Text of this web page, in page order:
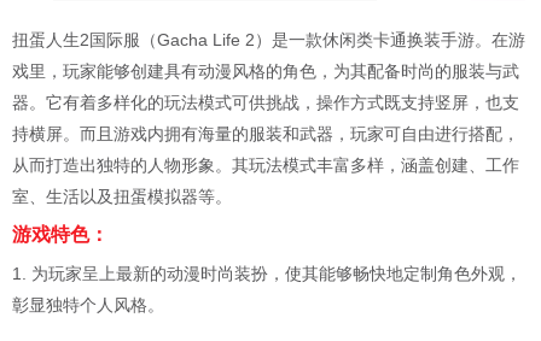
扭蛋人生2国际服（Gacha Life 2）是一款休闲类卡通换装手游。在游
戏里，玩家能够创建具有动漫风格的角色，为其配备时尚的服装与武
器。它有着多样化的玩法模式可供挑战，操作方式既支持竖屏，也支
持横屏。而且游戏内拥有海量的服装和武器，玩家可自由进行搭配，
从而打造出独特的人物形象。其玩法模式丰富多样，涵盖创建、工作
室、生活以及扭蛋模拟器等。
游戏特色：
1. 为玩家呈上最新的动漫时尚装扮，使其能够畅快地定制角色外观，
彰显独特个人风格。